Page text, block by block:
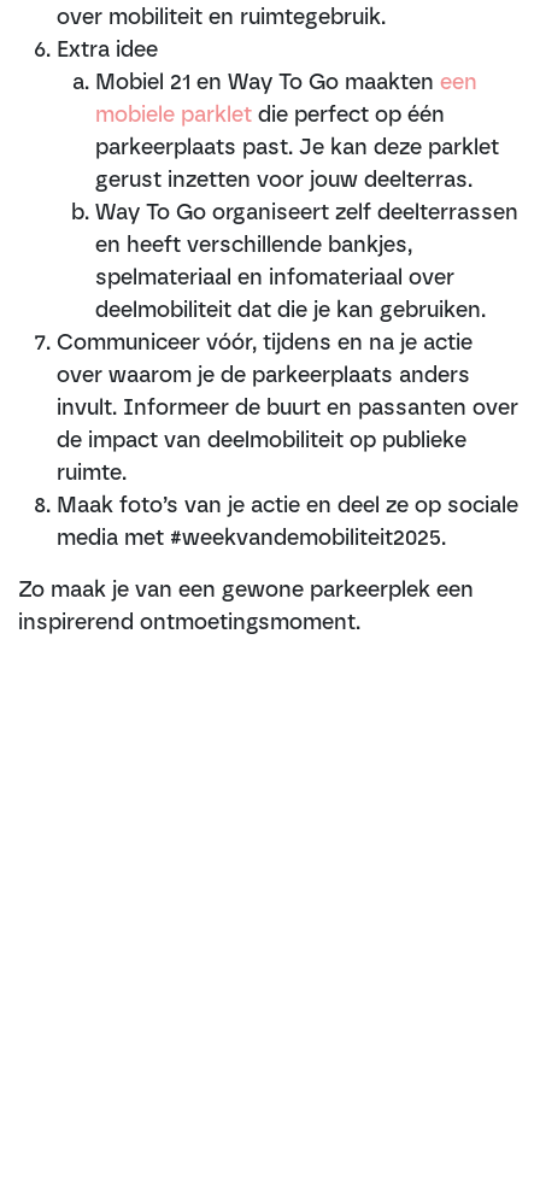
over mobiliteit en ruimtegebruik.
Extra idee
Mobiel 21 en Way To Go maakten een
mobiele parklet die perfect op één
parkeerplaats past. Je kan deze parklet
gerust inzetten voor jouw deelterras.
Way To Go organiseert zelf deelterrassen
en heeft verschillende bankjes,
spelmateriaal en infomateriaal over
deelmobiliteit dat die je kan gebruiken.
Communiceer vóór, tijdens en na je actie
over waarom je de parkeerplaats anders
invult. Informeer de buurt en passanten over
de impact van deelmobiliteit op publieke
ruimte.
Maak foto’s van je actie en deel ze op sociale
media met #weekvandemobiliteit2025.
Zo maak je van een gewone parkeerplek een
inspirerend ontmoetingsmoment.